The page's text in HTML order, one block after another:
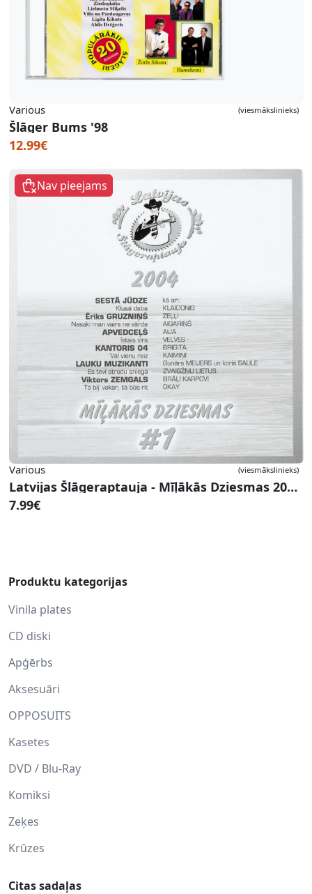
Various (viesmākslinieks)
Šlāger Bums '98
12.99€
Nav pieejams
Various (viesmākslinieks)
Latvijas Šlāgeraptauja - Mīļākās Dziesmas 2004 #1
7.99€
Produktu kategorijas
Vinila plates
CD diski
Apģērbs
Aksesuāri
OPPOSUITS
Kasetes
DVD / Blu-Ray
Komiksi
Zeķes
Krūzes
Citas sadaļas